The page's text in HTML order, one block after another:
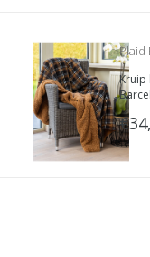
Plaid
Kruip